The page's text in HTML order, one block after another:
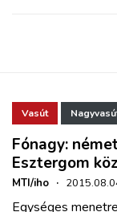
Vasút
Fónagy:
Esztergom
MTI/iho ·
Egységes